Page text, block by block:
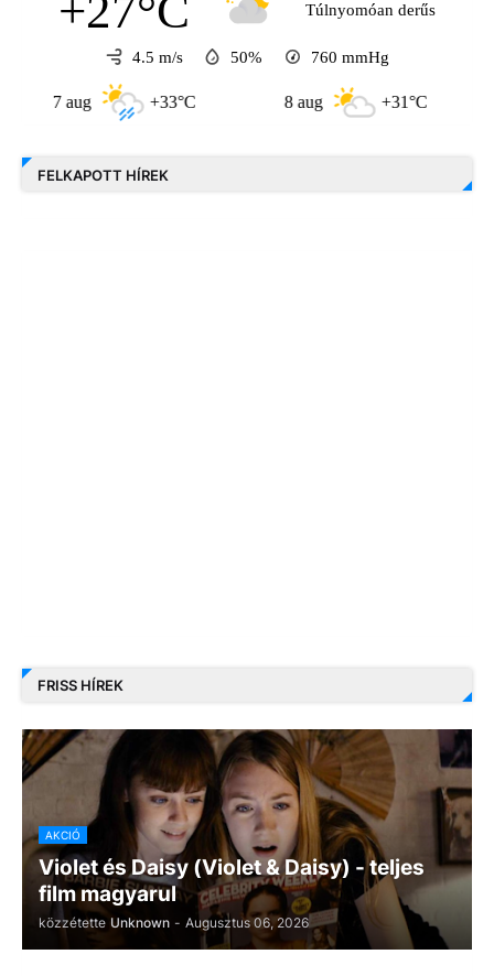
+27°C Túlnyomóan derűs
4.5 m/s 50% 760 mmHg
+33°C +31°C
FELKAPOTT HÍREK
FRISS HÍREK
AKCIÓ
Violet és Daisy (Violet & Daisy) - teljes
film magyarul
közzétette Unknown - Augusztus 06, 2026